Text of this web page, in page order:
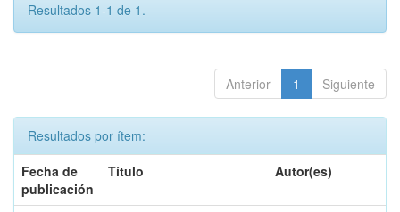
Resultados 1-1 de 1.
Anterior 1 Siguiente
Resultados por ítem:
Fecha de
publicación
Título Autor(es)